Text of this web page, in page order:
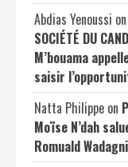
Abdias Yenoussi on
SOCIÉTÉ DU
M’bouama
saisir
Natta Philippe on
Moïse N’dah
Romuald Wadagni